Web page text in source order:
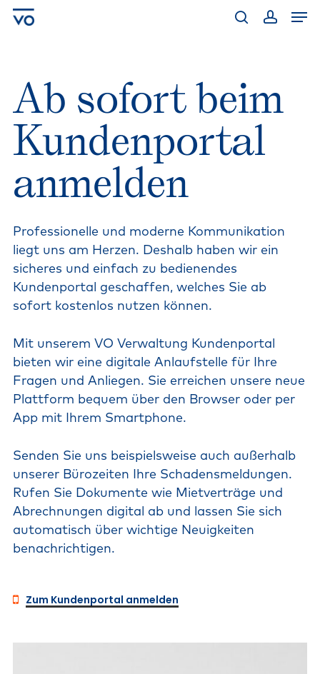
Skip
Ab sofort beim
Kundenportal
anmelden
Professionelle und moderne Kommunikation
liegt uns am Herzen. Deshalb haben wir ein
sicheres und einfach zu bedienendes
Kundenportal geschaffen, welches Sie ab
sofort kostenlos nutzen können.
Mit unserem VO Verwaltung Kundenportal
bieten wir eine digitale Anlaufstelle für Ihre
Fragen und Anliegen. Sie erreichen unsere neue
Plattform bequem über den Browser oder per
App mit Ihrem Smartphone.
Senden Sie uns beispielsweise auch außerhalb
unserer Bürozeiten Ihre Schadensmeldungen.
Rufen Sie Dokumente wie Mietverträge und
Abrechnungen digital ab und lassen Sie sich
automatisch über wichtige Neuigkeiten
benachrichtigen.
Zum Kundenportal anmelden